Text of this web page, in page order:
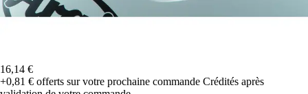
16,14 €
+0,81 € offerts sur votre prochaine commande Crédités après